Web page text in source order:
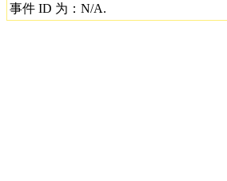
事件 ID 为：N/A.